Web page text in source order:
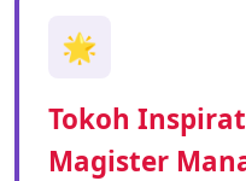
🌟
Tokoh
Magister